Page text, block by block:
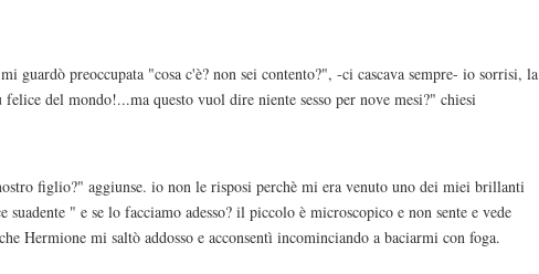
preoccupata "cosa c'è? non sei contento?", -ci cascava sempre- io sorrisi, la
del mondo!...ma questo vuol dire niente sesso per nove mesi?" chiesi
figlio?" aggiunse. io non le risposi perchè mi era venuto uno dei miei brillanti
" e se lo facciamo adesso? il piccolo è microscopico e non sente e vede
Hermione mi saltò addosso e acconsentì incominciando a baciarmi con foga.